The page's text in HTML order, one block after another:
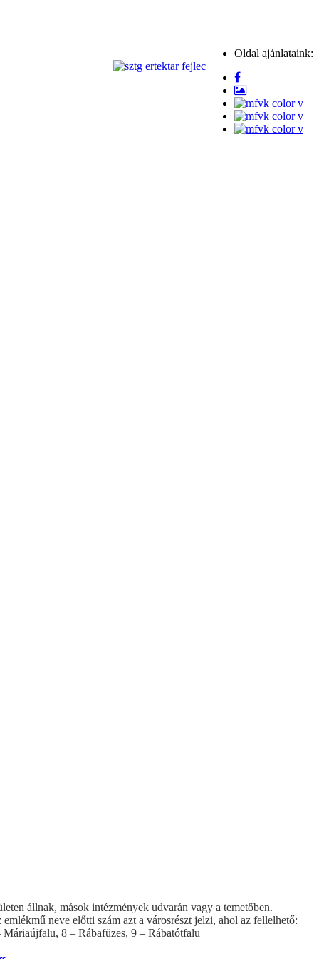
Oldal ajánlataink:
állnak, mások intézmények udvarán vagy a temetőben.
neve előtti szám azt a városrészt jelzi, ahol az fellelhető:
8 – Rábafüzes, 9 – Rábatótfalu